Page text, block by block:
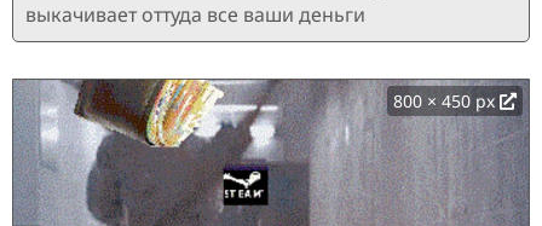
выкачивает оттуда все ваши деньги
800 × 450 px